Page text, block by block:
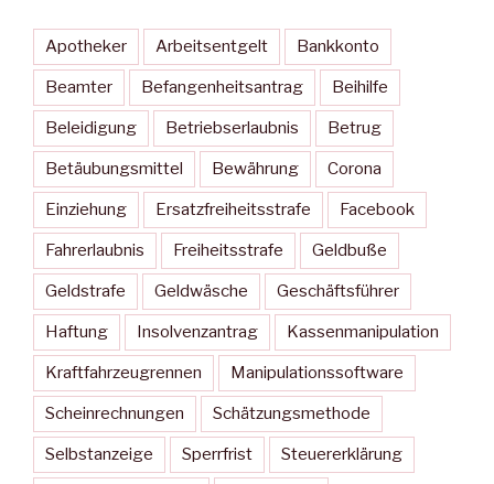
Apotheker Arbeitsentgelt Bankkonto
Beamter Befangenheitsantrag Beihilfe
Beleidigung Betriebserlaubnis Betrug
Betäubungsmittel Bewährung Corona
Einziehung Ersatzfreiheitsstrafe Facebook
Fahrerlaubnis Freiheitsstrafe Geldbuße
Geldstrafe Geldwäsche Geschäftsführer
Haftung Insolvenzantrag Kassenmanipulation
Kraftfahrzeugrennen Manipulationssoftware
Scheinrechnungen Schätzungsmethode
Selbstanzeige Sperrfrist Steuererklärung